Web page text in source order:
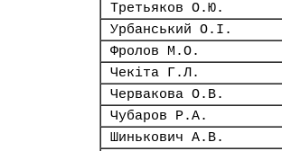
Третьяков О.Ю.
Урбанський О.І.
Фролов М.О.
Чекіта Г.Л.
Червакова О.В.
Чубаров Р.А.
Шинькович А.В.